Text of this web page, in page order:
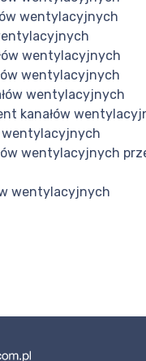
wentylacyjnych
wentylacyjnych
wentylacyjnych
wentylacyjnych
kanałów
wentylacyjnych
wentylacyjnych
wentylacyjnych